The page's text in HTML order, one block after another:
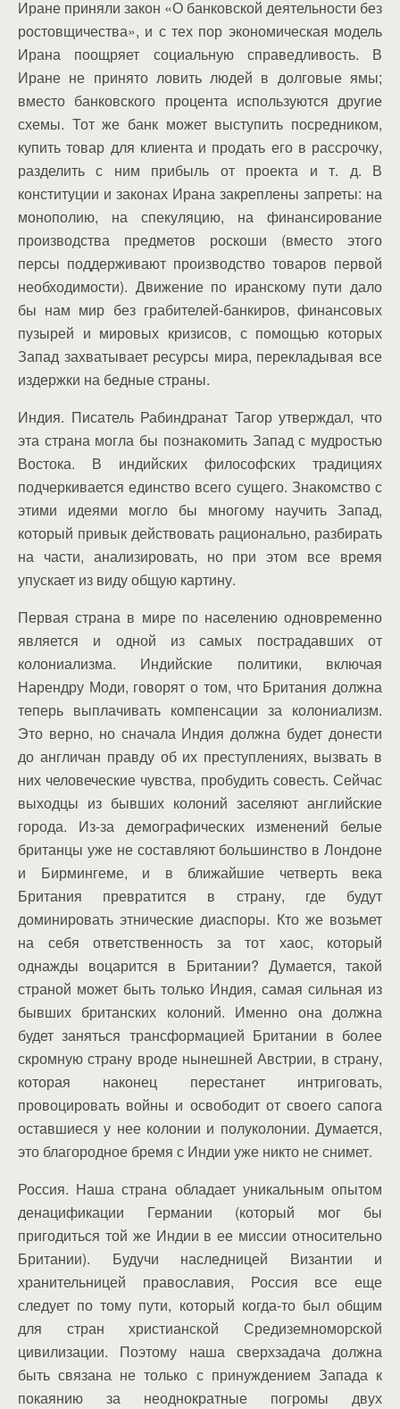
Иране приняли закон «О банковской деятельности без
ростовщичества», и с тех пор экономическая модель
Ирана поощряет социальную справедливость. В
Иране не принято ловить людей в долговые ямы;
вместо банковского процента используются другие
схемы. Тот же банк может выступить посредником,
купить товар для клиента и продать его в рассрочку,
разделить с ним прибыль от проекта и т. д. В
конституции и законах Ирана закреплены запреты: на
монополию, на спекуляцию, на финансирование
производства предметов роскоши (вместо этого
персы поддерживают производство товаров первой
необходимости). Движение по иранскому пути дало
бы нам мир без грабителей-банкиров, финансовых
пузырей и мировых кризисов, с помощью которых
Запад захватывает ресурсы мира, перекладывая все
издержки на бедные страны.
Индия. Писатель Рабиндранат Тагор утверждал, что
эта страна могла бы познакомить Запад с мудростью
Востока. В индийских философских традициях
подчеркивается единство всего сущего. Знакомство с
этими идеями могло бы многому научить Запад,
который привык действовать рационально, разбирать
на части, анализировать, но при этом все время
упускает из виду общую картину.
Первая страна в мире по населению одновременно
является и одной из самых пострадавших от
колониализма. Индийские политики, включая
Нарендру Моди, говорят о том, что Британия должна
теперь выплачивать компенсации за колониализм.
Это верно, но сначала Индия должна будет донести
до англичан правду об их преступлениях, вызвать в
них человеческие чувства, пробудить совесть. Сейчас
выходцы из бывших колоний заселяют английские
города. Из-за демографических изменений белые
британцы уже не составляют большинство в Лондоне
и Бирмингеме, и в ближайшие четверть века
Британия превратится в страну, где будут
доминировать этнические диаспоры. Кто же возьмет
на себя ответственность за тот хаос, который
однажды воцарится в Британии? Думается, такой
страной может быть только Индия, самая сильная из
бывших британских колоний. Именно она должна
будет заняться трансформацией Британии в более
скромную страну вроде нынешней Австрии, в страну,
которая наконец перестанет интриговать,
провоцировать войны и освободит от своего сапога
оставшиеся у нее колонии и полуколонии. Думается,
это благородное бремя с Индии уже никто не снимет.
Россия. Наша страна обладает уникальным опытом
денацификации Германии (который мог бы
пригодиться той же Индии в ее миссии относительно
Британии). Будучи наследницей Византии и
хранительницей православия, Россия все еще
следует по тому пути, который когда-то был общим
для стран христианской Средиземноморской
цивилизации. Поэтому наша сверхзадача должна
быть связана не только с принуждением Запада к
покаянию за неоднократные погромы двух